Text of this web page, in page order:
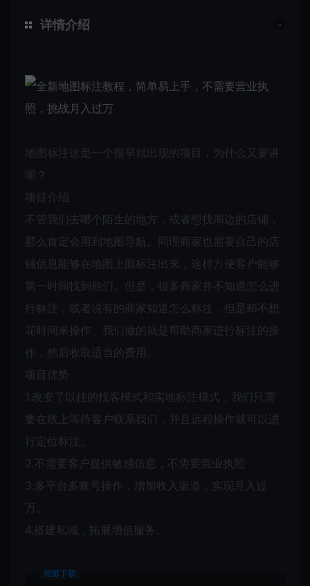
详情介绍
地图标注这是一个很早就出现的项目，为什么又要讲
呢？
项目介绍
不管我们去哪个陌生的地方，或者想找周边的店铺，
那么肯定会用到地图导航。同理商家也需要自己的店
铺信息能够在地图上面标注出来，这样方便客户能够
第一时间找到他们。但是，很多商家并不知道怎么进
行标注，或者说有的商家知道怎么标注，但是却不想
花时间来操作。我们做的就是帮助商家进行标注的操
作，然后收取适当的费用。
项目优势
1.改变了以往的找客模式和实地标注模式，我们只需
要在线上等待客户联系我们，并且远程操作就可以进
行定位标注。
2.不需要客户提供敏感信息，不需要营业执照
3.多平台多账号操作，增加收入渠道，实现月入过
万。
4.搭建私域，拓展增值服务。
资源下载